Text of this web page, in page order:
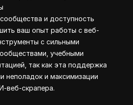
и доступность
ваш опыт работы с веб-
с сильными
учебными
так как эта поддержка
неполадок и максимизации
веб-скрапера.